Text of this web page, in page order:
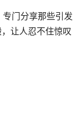
专门分享那些引发
让人忍不住惊叹